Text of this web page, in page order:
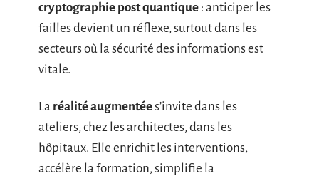
cryptographie post quantique : anticiper les
failles devient un réflexe, surtout dans les
secteurs où la sécurité des informations est
vitale.
La réalité augmentées’invite dans les
ateliers, chez les architectes, dans les
hôpitaux. Elle enrichit les interventions,
accélère la formation, simplifie la